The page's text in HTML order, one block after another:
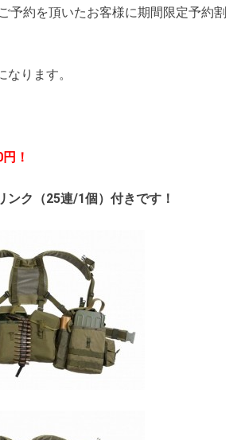
予約を頂いたお客様に期間限定予約割
なります。
！
ンク（25連/1個）付きです！